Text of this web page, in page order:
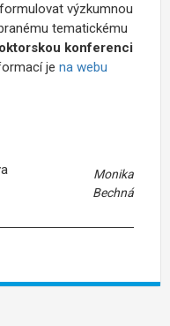
výzkumnou
tematickému
konferenci
je na webu
Monika
Bechná